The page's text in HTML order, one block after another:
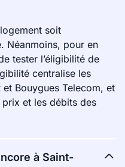
soit
Néanmoins, pour en
tester l’éligibilité de
centralise les
et Bouygues Telecom, et
et les débits des
à Saint-